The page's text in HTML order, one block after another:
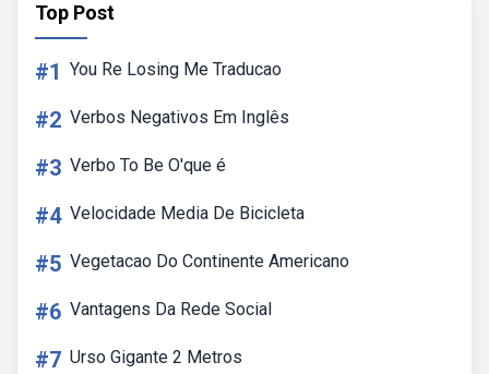
Top Post
#1 You Re Losing Me Traducao
#2 Verbos Negativos Em Inglês
#3 Verbo To Be O'que é
#4 Velocidade Media De Bicicleta
#5 Vegetacao Do Continente Americano
#6 Vantagens Da Rede Social
#7 Urso Gigante 2 Metros